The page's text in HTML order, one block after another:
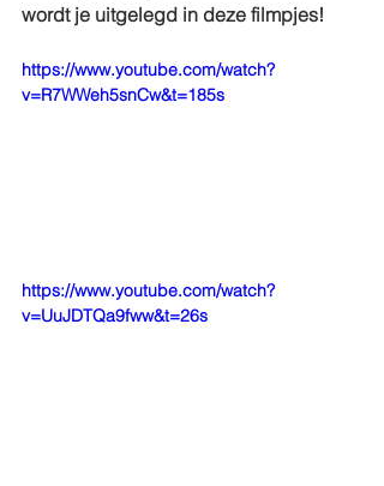
wordt je uitgelegd in deze filmpjes!
https://www.youtube.com/watch?
v=R7WWeh5snCw&t=185s
https://www.youtube.com/watch?
v=UuJDTQa9fww&t=26s